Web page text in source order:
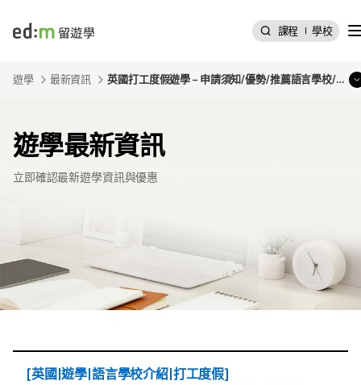
課程 學校
遊學 最新資訊 英國打工度假遊學 – 申請須知/優勢/推薦語言學校/常見問題 | ed:m留遊學
遊學最新資訊
立即確認最新遊學資訊與優惠
[英國|遊學|語言學校介紹|打工度假]